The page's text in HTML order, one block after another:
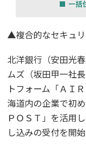
▲複合的なセキュ
北洋銀行（安田光
ムズ（坂田甲一社
トフォーム「ＡＩ
海道内の企業で初
ＰＯＳＴ」を活用
し込みの受付を開始